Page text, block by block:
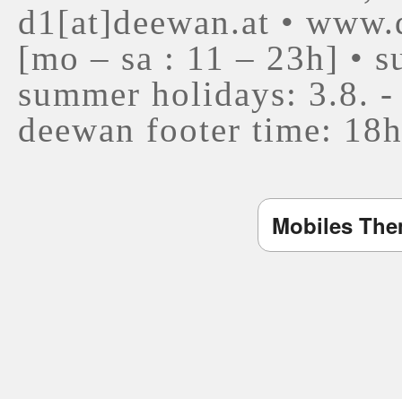
d1[at]deewan.at •
[mo – sa : 11 – 23h] •
summer holidays: 3.8.
deewan footer time:
Mobiles